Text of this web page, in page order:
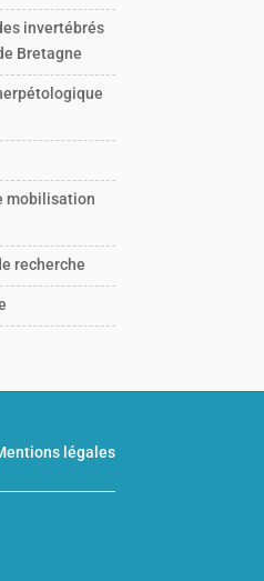
invertébrés
Bretagne
mobilisation
recherche
légales